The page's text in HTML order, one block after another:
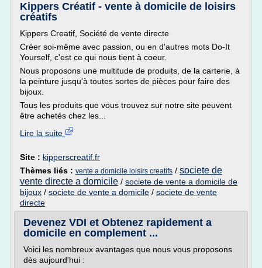
Kippers Créatif - vente à domicile de loisirs
créatifs
Kippers Creatif, Société de vente directe
Créer soi-même avec passion, ou en d'autres mots Do-It
Yourself, c'est ce qui nous tient à coeur.
Nous proposons une multitude de produits, de la carterie, à
la peinture jusqu'à toutes sortes de pièces pour faire des
bijoux.
Tous les produits que vous trouvez sur notre site peuvent
être achetés chez les...
Lire la suite
Site : kipperscreatif.fr
Thèmes liés : vente a domicile loisirs creatifs / societe de
vente directe a domicile / societe de vente a domicile de
bijoux / societe de vente a domicile / societe de vente
directe
Devenez VDI et Obtenez rapidement a
domicile en complement ...
Voici les nombreux avantages que nous vous proposons
dès aujourd'hui :